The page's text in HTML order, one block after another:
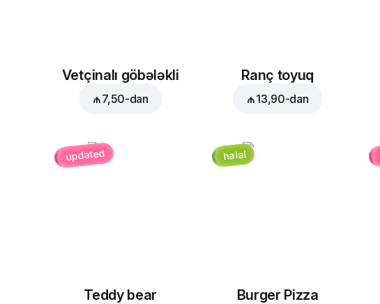
Vetçinalı göbələkli
₼ 7,50-dan
Ranç toyuq
₼ 13,90-dan
updated
Teddy bear
halal
Burger Pizza